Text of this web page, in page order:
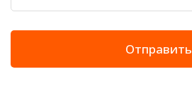
Отправить